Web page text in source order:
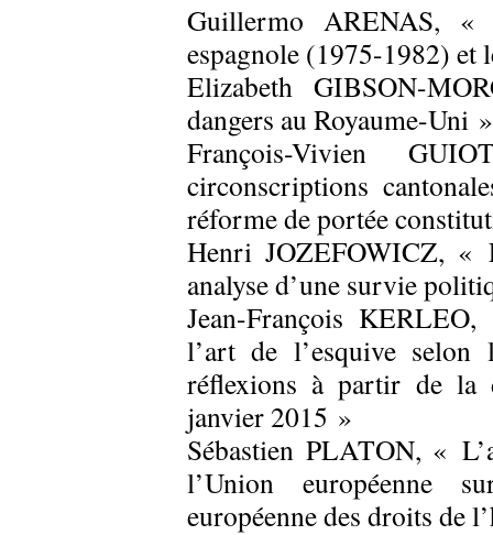
Guillermo ARENAS,
espagnole (1975-1982) et
Elizabeth GIBSON-
dangers au Royaume-Uni »
François-Vivien
circonscriptions
réforme de portée
Henri JOZEFOWICZ, «
analyse d’une survie
Jean-François
l’art de l’esquive selon
réflexions à partir de la
janvier 2015 »
Sébastien PLATON, «
l’Union européenne
européenne des droits de